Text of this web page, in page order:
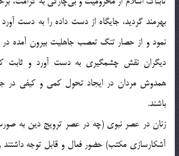
بهرمند گردید، جایگاه از دست داده را به دست
نمود و از حصار تنگ تعصب جاهلیت بیرون آمده
دیگران نقش چشمگیری به دست آورد و ثابت
همدوش مردان در ایجاد تحول کمی و کیفی در
باشند.
زنان در عصر نبوی (چه در عصر ترویج دین به
آشکارسازی مکتب) حضور فعال و قابل توجه داشتند